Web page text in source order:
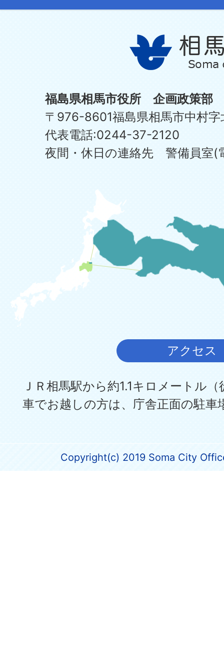
福島県相馬市役所 企画政策部
〒976-8601福島県相馬市中村
代表電話:0244-37-2120
夜間・休日の連絡先 警備員室
アクセス
ＪＲ相馬駅から約1.1キロメートル
車でお越しの方は、庁舎正面の駐車
Copyright(c) 2019 Soma City